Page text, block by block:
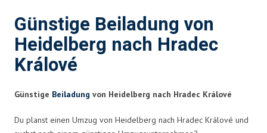
Günstige Beiladung von
Heidelberg nach Hradec
Králové
Günstige Beiladung von Heidelberg nach Hradec Králové
Du planst einen Umzug von Heidelberg nach Hradec Králové und